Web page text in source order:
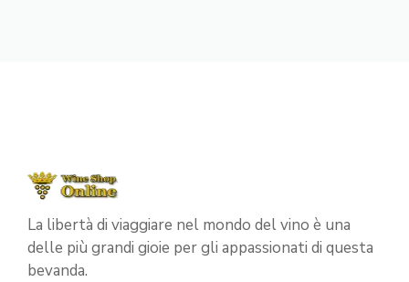
La libertà di viaggiare nel mondo del vino è una
delle più grandi gioie per gli appassionati di questa
bevanda.